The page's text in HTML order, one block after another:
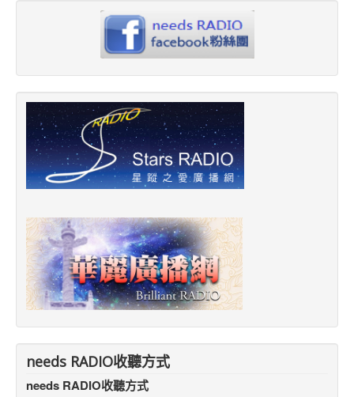
needs RADIO收聽方式
needs RADIO收聽方式